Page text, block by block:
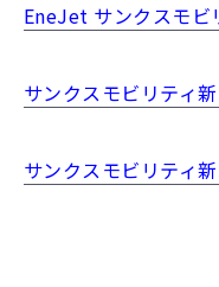
EneJet サンクスモビ
サンクスモビリティ新
サンクスモビリティ